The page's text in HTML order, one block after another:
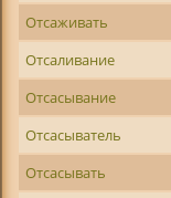
Отсаживать
Отсаливание
Отсасывание
Отсасыватель
Отсасывать